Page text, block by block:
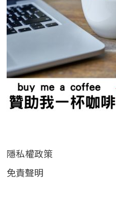
隱私權政策
免責聲明